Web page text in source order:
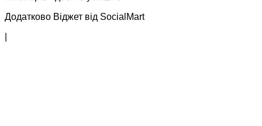
Додатково Віджет від SocialMart